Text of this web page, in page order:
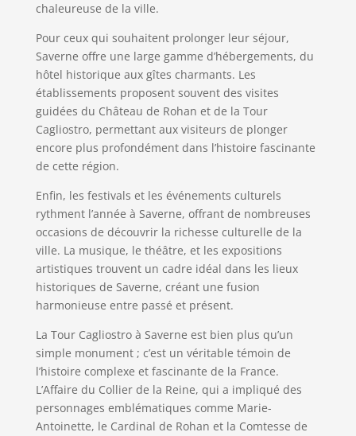
chaleureuse de la ville.
Pour ceux qui souhaitent prolonger leur séjour,
Saverne offre une large gamme d’hébergements, du
hôtel historique aux gîtes charmants. Les
établissements proposent souvent des visites
guidées du Château de Rohan et de la Tour
Cagliostro, permettant aux visiteurs de plonger
encore plus profondément dans l’histoire fascinante
de cette région.
Enfin, les festivals et les événements culturels
rythment l’année à Saverne, offrant de nombreuses
occasions de découvrir la richesse culturelle de la
ville. La musique, le théâtre, et les expositions
artistiques trouvent un cadre idéal dans les lieux
historiques de Saverne, créant une fusion
harmonieuse entre passé et présent.
La Tour Cagliostro à Saverne est bien plus qu’un
simple monument ; c’est un véritable témoin de
l’histoire complexe et fascinante de la France.
L’Affaire du Collier de la Reine, qui a impliqué des
personnages emblématiques comme Marie-
Antoinette, le Cardinal de Rohan et la Comtesse de